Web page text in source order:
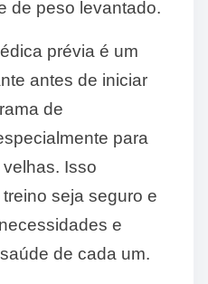
de peso levantado.
prévia é um
antes de iniciar
de
para
Isso
seja seguro e
e
de cada um.